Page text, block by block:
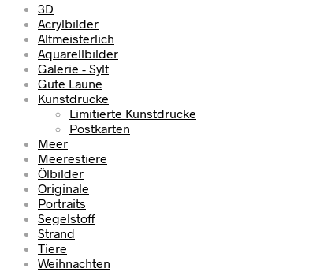
3D
Acrylbilder
Altmeisterlich
Aquarellbilder
Galerie - Sylt
Gute Laune
Kunstdrucke
Limitierte Kunstdrucke
Postkarten
Meer
Meerestiere
Ölbilder
Originale
Portraits
Segelstoff
Strand
Tiere
Weihnachten